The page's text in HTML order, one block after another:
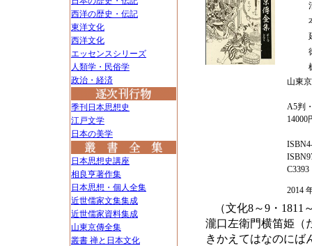
西洋の歴史・伝記
東洋文化
西洋文化
エッセンスシリーズ
人類学・民俗学
政治・経済
季刊日本思想史
江戸文学
日本の美学
日本思想史講座
相良亨著作集
日本思想・個人全集
近世儒家文集集成
近世儒家資料集成
山東京傳全集
叢書 禅と日本文化
山東
A5判
14000
C3393
2014
（文化8～9・1811
瀧口左衛門横笛姫
きかえてはなのにば